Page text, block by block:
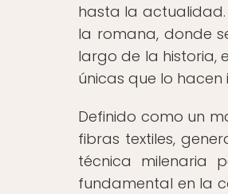
hasta la actualidad.
la romana, donde
largo de la historia,
únicas que lo
Definido como un
fibras textiles,
técnica milenaria
fundamental en la